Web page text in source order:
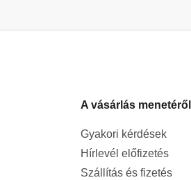
A vásárlás menetéről
Gyakori kérdések
Hírlevél előfizetés
Szállítás és fizetés